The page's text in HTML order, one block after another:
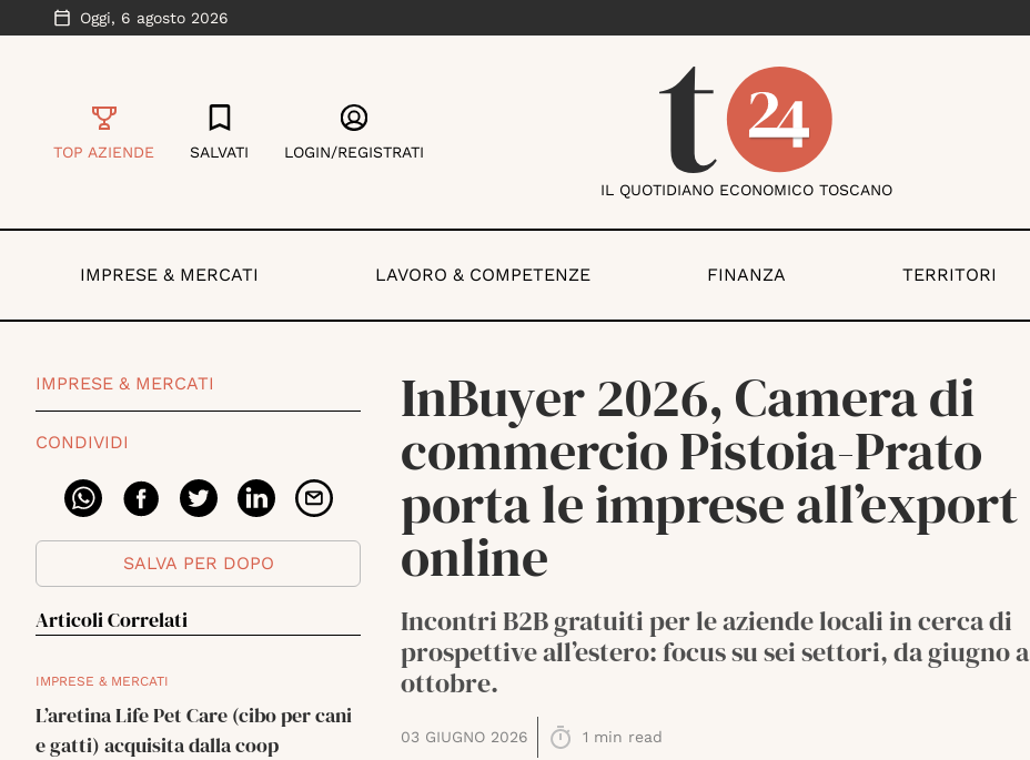
Oggi, 6 agosto 2026
TOP AZIENDE SALVATI LOGIN/REGISTRATI
IL QUOTIDIANO ECONOMICO TOSCANO
IMPRESE & MERCATI LAVORO & COMPETENZE FINANZA TERRITORI
IMPRESE & MERCATI
CONDIVIDI
SALVA PER DOPO
Articoli Correlati
IMPRESE & MERCATI
L’aretina Life Pet Care (cibo per cani
e gatti) acquisita dalla coop
InBuyer 2026, Camera di
commercio Pistoia-Prato
porta le imprese all’export
online
Incontri B2B gratuiti per le aziende locali in cerca di
prospettive all’estero: focus su sei settori, da giugno a
ottobre.
03 GIUGNO 2026 1 min read